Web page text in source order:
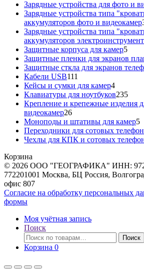
Зарядные устройства для фото и
Зарядные устройства типа
аккумуляторов фото и видеокамер
Зарядные устройства типа
аккумуляторов
Защитные корпуса для камер55
Защитные пленки для экранов
Защитные сткла для экранов
Кабели USB111
товаров
Кейсы и сумки для камер44
товара
Клавиатуры для ноутбуков235235
Крепление и крепежные изделия
видеокамер2626
товаров
Моноподы и штативы для камер55
Переходники для сотовых
Чехлы для КПК и сотовых
Корзина
© 2026 ООО "ГЕОГРАФИКА" ИНН:
772201001 Москва, БЦ Россия,
офис 807
Согласие на обработку персональных
формы
Моя учётная запись
Поиск
Искать:
Поиск
Корзина 0